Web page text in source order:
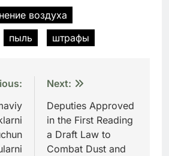
воздуха
пыль штрафы
Next:
Deputies Approved
in the First Reading
a Draft Law to
Combat Dust and